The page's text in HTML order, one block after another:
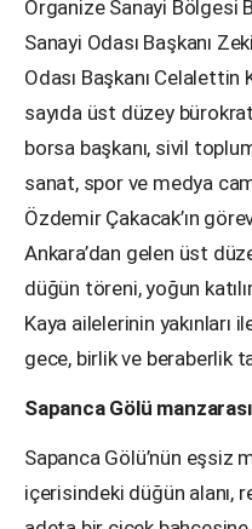
Organize Sanayi Bölgesi
Sanayi Odası Başkanı
Odası Başkanı Celalettin
sayıda üst düzey
borsa başkanı, sivil
sanat, spor ve medya
Özdemir Çakacak’ın
Ankara’dan gelen üst
düğün töreni, yoğun
Kaya ailelerinin yakınları
gece, birlik ve beraberlik
Sapanca Gölü
Sapanca Gölü’nün eşsiz
içerisindeki düğün alanı,